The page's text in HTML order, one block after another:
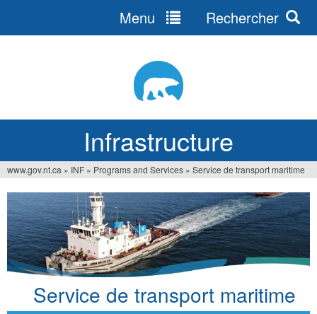
Infrastructure
Menu Rechercher
Vous
êtes
ici
www.gov.nt.ca » INF » Programs and Services » Service de transport maritime
Service de transport maritime